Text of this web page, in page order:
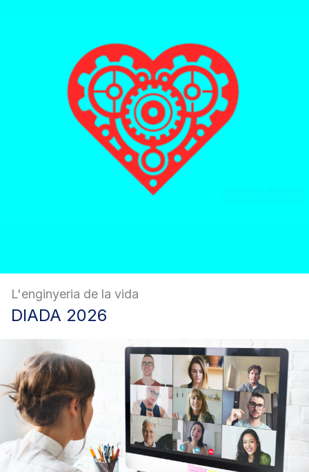
L'enginyeria de la vida
DIADA 2026